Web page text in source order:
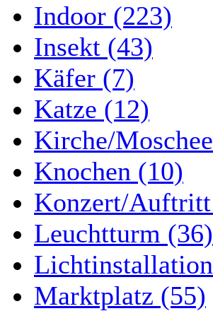
Indoor (223)
Insekt (43)
Käfer (7)
Katze (12)
Kirche/
Knochen (10)
Konzert/
Leuchtturm (36)
Marktplatz (55)